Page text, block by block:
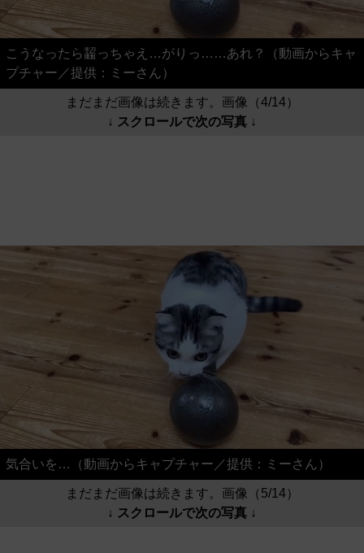
こうなったら齧っちゃえ…がりっ……あれ？（動画からキャ
プチャー／提供：ミーさん）
まだまだ画像は続きます。画像（4/14）
↓ スクロールで次の写真 ↓
気合いを…（動画からキャプチャー／提供：ミーさん）
まだまだ画像は続きます。画像（5/14）
↓ スクロールで次の写真 ↓